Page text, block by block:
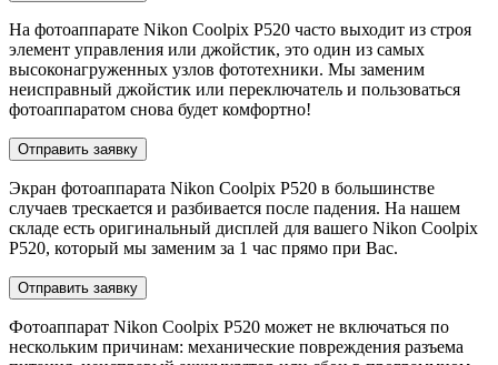
На фотоаппарате Nikon Coolpix P520 часто выходит из строя
элемент управления или джойстик, это один из самых
высоконагруженных узлов фототехники. Мы заменим
неисправный джойстик или переключатель и пользоваться
фотоаппаратом снова будет комфортно!
Отправить заявку
Экран фотоаппарата Nikon Coolpix P520 в большинстве
случаев трескается и разбивается после падения. На нашем
складе есть оригинальный дисплей для вашего Nikon Coolpix
P520, который мы заменим за 1 час прямо при Вас.
Отправить заявку
Фотоаппарат Nikon Coolpix P520 может не включаться по
нескольким причинам: механические повреждения разъема